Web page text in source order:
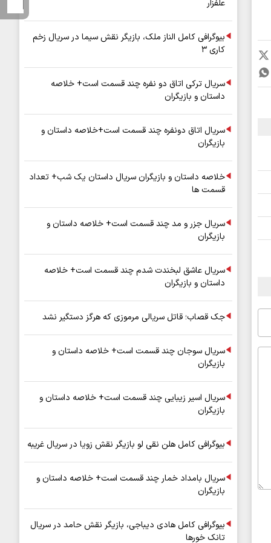
علفزار
بیوگرافی کامل الناز ملک، بازیگر نقش سیما در سریال زخم
کاری ۳
سریال ترکی اتاق دو نفره چند قسمت است+ خلاصه
داستان و بازیگران
سریال اتاق دونفره چند قسمت است+خلاصه داستان و
بازیگران
خلاصه داستان و بازیگران سریال داستان یک شب+ تعداد
قسمت ها
سریال جزر و مد چند قسمت است+ خلاصه داستان و
بازیگران
سریال عاشق لبخندت شدم چند قسمت است+ خلاصه
داستان و بازیگران
جک قصاب؛ قاتل سریالی مرموزی که هرگز دستگیر نشد
سریال سوجان چند قسمت است+ خلاصه داستان و
بازیگران
سریال اسیر زیبایی چند قسمت است+ خلاصه داستان و
بازیگران
بیوگرافی کامل هلن نقی لو بازیگر نقش زویا در سریال غریبه
سریال بامداد خمار چند قسمت است+ خلاصه داستان و
بازیگران
بیوگرافی کامل هادی دیباجی، بازیگر نقش حامد در سریال
تانک خورها